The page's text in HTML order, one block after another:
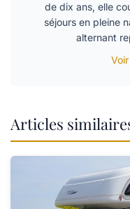
de dix ans, elle
séjours en pleine
alternant
Articles